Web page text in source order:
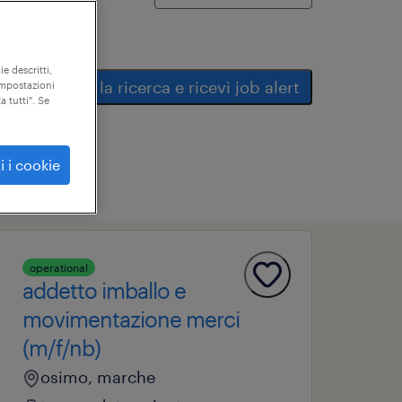
salva la ricerca e ricevi job alert
operational
addetto imballo e
movimentazione merci
(m/f/nb)
osimo, marche
descritti,
tutti". Se
i cookie